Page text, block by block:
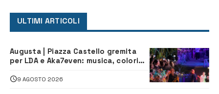
ULTIMI ARTICOLI
Augusta | Piazza Castello gremita
per LDA e Aka7even: musica, colori
9 AGOSTO 2026